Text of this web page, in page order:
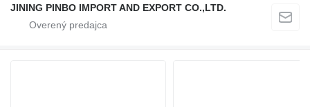
JINING PINBO IMPORT AND EXPORT CO.,LTD.